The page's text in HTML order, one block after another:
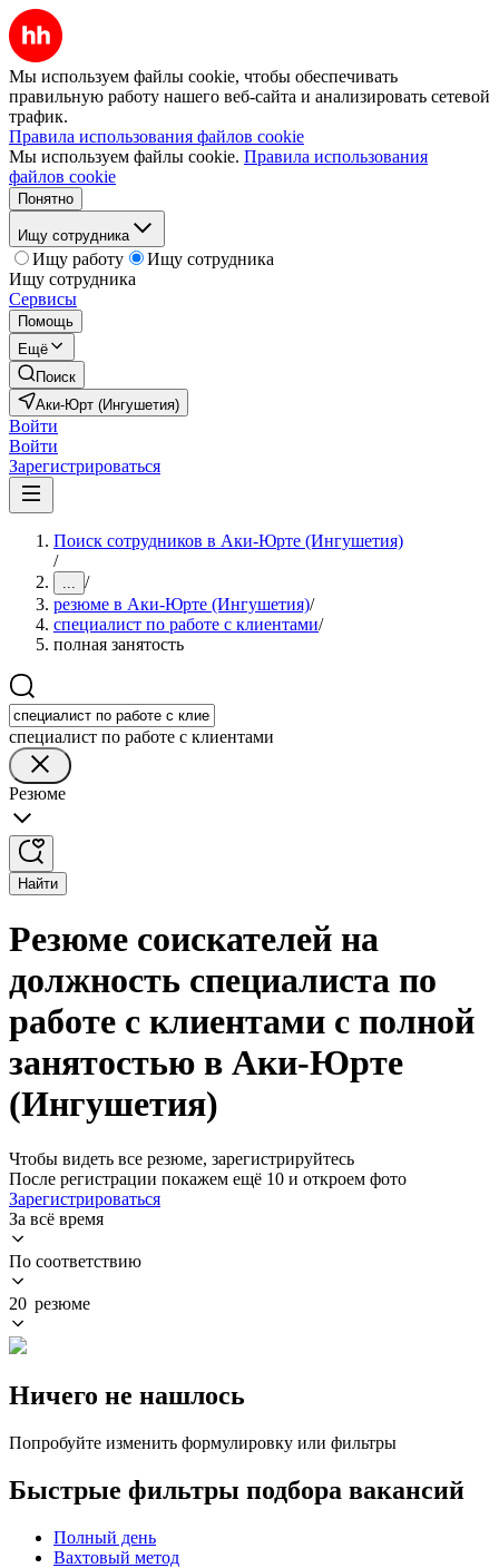
Мы используем файлы cookie, чтобы обеспечивать
правильную работу нашего веб-сайта и анализировать сетевой
трафик.
Правила использования файлов cookie
Мы используем файлы cookie. Правила использования
файлов cookie
Понятно
Ищу сотрудника
Ищу работу
Ищу сотрудника
Ищу сотрудника
Сервисы
Помощь
Ещё
Поиск
Аки-Юрт (Ингушетия)
Войти
Войти
Зарегистрироваться
Поиск сотрудников в Аки-Юрте (Ингушетия)
/
... /
резюме в Аки-Юрте (Ингушетия)/
специалист по работе с клиентами/
полная занятость
специалист по работе с клиентами
Резюме
Найти
Резюме соискателей на
должность специалиста по
работе с клиентами с полной
занятостью в Аки-Юрте
(Ингушетия)
Чтобы видеть все резюме, зарегистрируйтесь
После регистрации покажем ещё 10 и откроем фото
Зарегистрироваться
За всё время
По соответствию
20 резюме
Ничего не нашлось
Попробуйте изменить формулировку или фильтры
Быстрые фильтры подбора вакансий
Полный день
Вахтовый метод